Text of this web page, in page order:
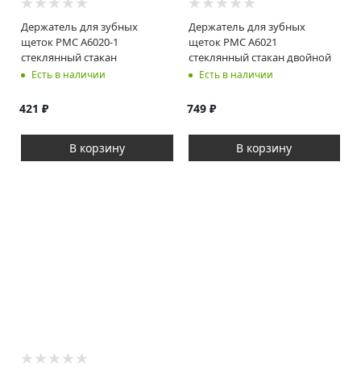
Держатель для зубных
щеток РМС A6020-1
стеклянный стакан
Есть в наличии
421 ₽
В корзину
Держатель для зубных
щеток РМС A6021
стеклянный стакан двойной
Есть в наличии
749₽
В корзину